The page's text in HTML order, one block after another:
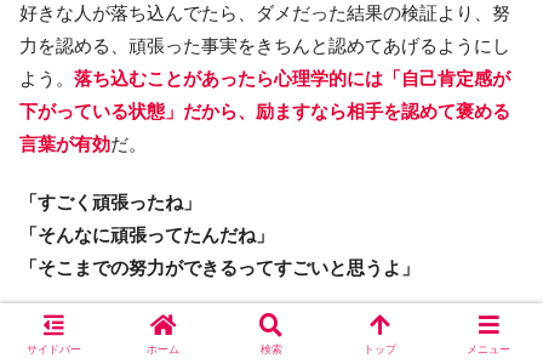
好きな人が落ち込んでたら、ダメだった結果の検証より、努
力を認める、頑張った事実をきちんと認めてあげるようにし
よう。 落ち込むことがあったら心理学的には「自己肯定感が
下がっている状態」だから、励ますなら相手を認めて褒める
言葉が有効だ。
「すごく頑張ったね」
「そんなに頑張ってたんだね」
「そこまでの努力ができるってすごいと思うよ」
誰かに認めてもらえると、それだけで落ち込んだ人は気持ち
が救われる。
サイドバー ホーム 検索 トップ メニュー